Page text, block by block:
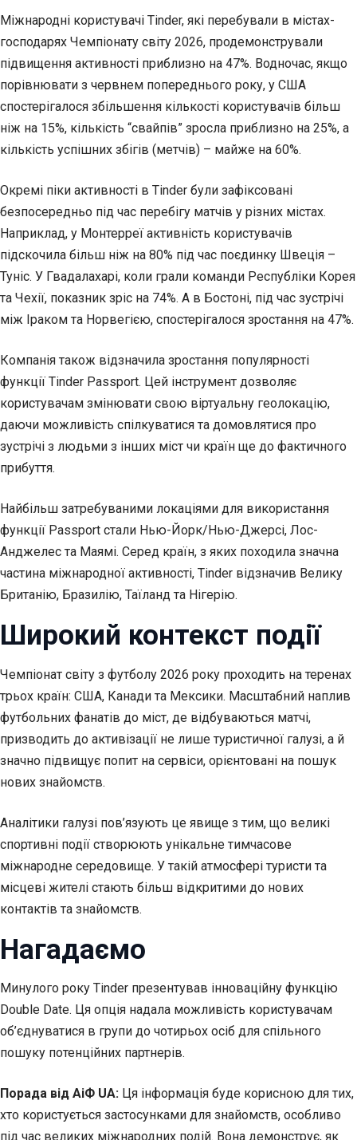
Міжнародні користувачі Tinder, які перебували в містах-
господарях Чемпіонату світу 2026, продемонстрували
підвищення активності приблизно на 47%. Водночас, якщо
порівнювати з червнем попереднього року, у США
спостерігалося збільшення кількості користувачів більш
ніж на 15%, кількість “свайпів” зросла приблизно на 25%, а
кількість успішних збігів (метчів) – майже на 60%.
Окремі піки активності в Tinder були зафіксовані
безпосередньо під час перебігу матчів у різних містах.
Наприклад, у Монтерреї активність користувачів
підскочила більш ніж на 80% під час поєдинку Швеція –
Туніс. У Гвадалахарі, коли грали команди Республіки Корея
та Чехії, показник зріс на 74%. А в Бостоні, під час зустрічі
між Іраком та Норвегією, спостерігалося зростання на 47%.
Компанія також відзначила зростання популярності
функції Tinder Passport. Цей інструмент дозволяє
користувачам змінювати свою віртуальну геолокацію,
даючи можливість спілкуватися та домовлятися про
зустрічі з людьми з інших міст чи країн ще до фактичного
прибуття.
Найбільш затребуваними локаціями для використання
функції Passport стали Нью-Йорк/Нью-Джерсі, Лос-
Анджелес та Маямі. Серед країн, з яких походила значна
частина міжнародної активності, Tinder відзначив Велику
Британію, Бразилію, Таїланд та Нігерію.
Широкий контекст події
Чемпіонат світу з футболу 2026 року проходить на теренах
трьох країн: США, Канади та Мексики. Масштабний наплив
футбольних фанатів до міст, де відбуваються матчі,
призводить до активізації не лише туристичної галузі, а й
значно підвищує попит на сервіси, орієнтовані на пошук
нових знайомств.
Аналітики галузі пов’язують це явище з тим, що великі
спортивні події створюють унікальне тимчасове
міжнародне середовище. У такій атмосфері туристи та
місцеві жителі стають більш відкритими до нових
контактів та знайомств.
Нагадаємо
Минулого року Tinder презентував інноваційну функцію
Double Date. Ця опція надала можливість користувачам
об’єднуватися в групи до чотирьох осіб для спільного
пошуку потенційних партнерів.
Порада від АіФ UA: Ця інформація буде корисною для тих,
хто користується застосунками для знайомств, особливо
під час великих міжнародних подій. Вона демонструє, як